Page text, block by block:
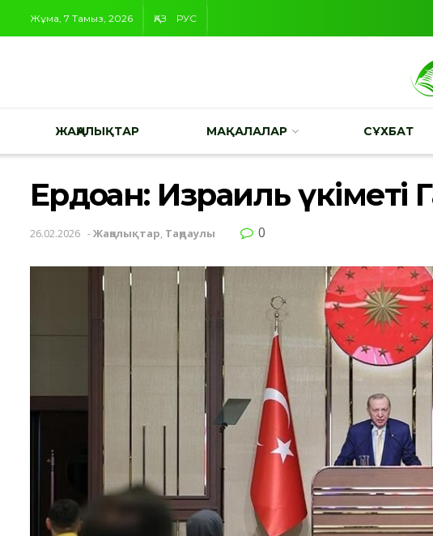
Жұма, 7 Тамыз, 2026 ҚАЗ РУС
ЖАҢАЛЫҚТАР МАҚАЛАЛАР СҰХБАТ
Ердоған: Израиль
26.02.2026 -Жаңалықтар, Таңдаулы 0